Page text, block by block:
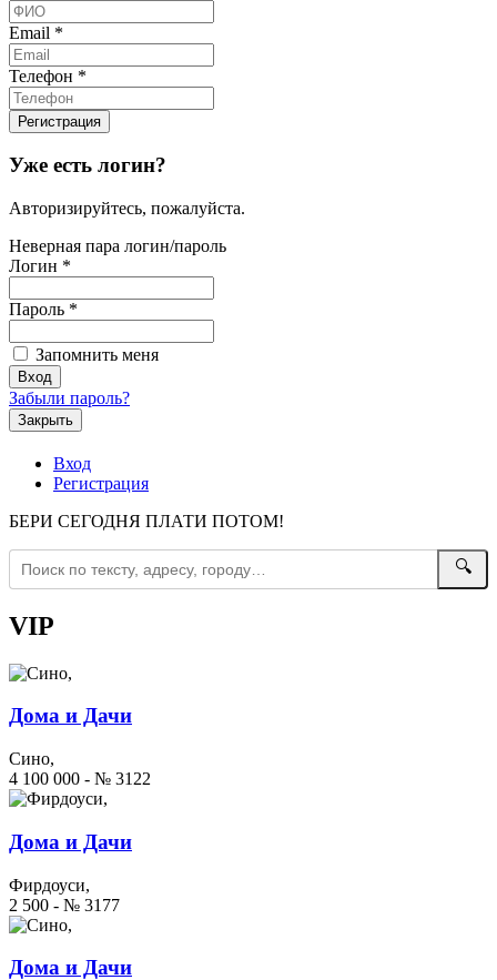
Email *
Телефон *
Уже есть логин?
Авторизируйтесь, пожалуйста.
Неверная пара логин/пароль
Логин *
Пароль *
Запомнить меня
Забыли пароль?
Закрыть
Вход
Регистрация
БЕРИ СЕГОДНЯ ПЛАТИ ПОТОМ!
🔍
VIP
Дома и Дачи
Сино,
4 100 000 - № 3122
Дома и Дачи
Фирдоуси,
2 500 - № 3177
Дома и Дачи